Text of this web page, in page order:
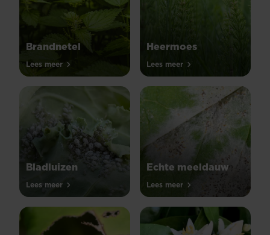
Brandnetel
Lees meer
Heermoes
Lees meer
Bladluizen
Lees meer
Echte meeldauw
Lees meer